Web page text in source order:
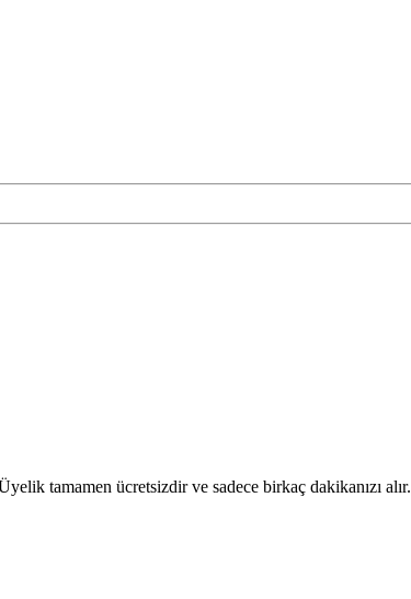
tamamen ücretsizdir ve sadece birkaç dakikanızı alır.